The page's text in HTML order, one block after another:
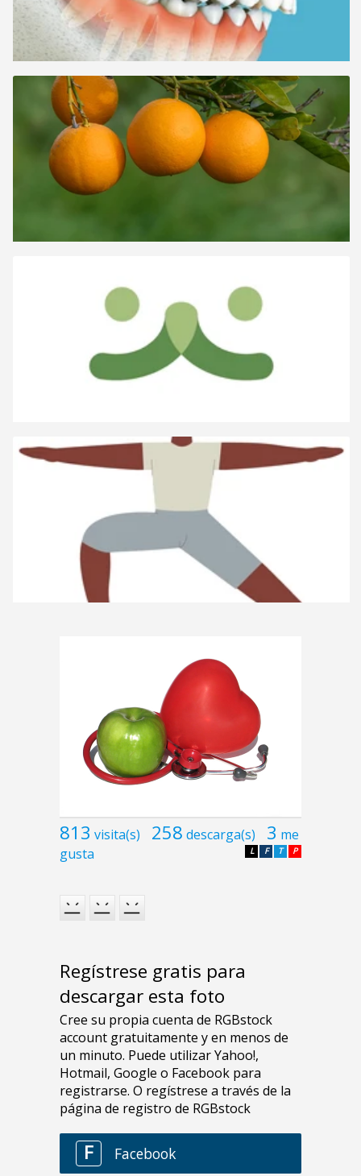
813 visita(s) 258 descarga(s) 3 me
gusta
P
T
F
L
Regístrese gratis para
descargar esta foto